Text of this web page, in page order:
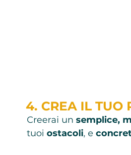
4. CREA IL TUO
Creerai un semplice,
tuoi ostacoli, e